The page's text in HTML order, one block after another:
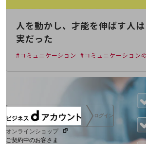
人材育成制度
広告・協賛
広告
協賛
ログイン
オンラインショップ
ご契約中のお客さま
人を動かし、才能を伸ばす人
実だった
#コミュニケーション #コミュニケーション